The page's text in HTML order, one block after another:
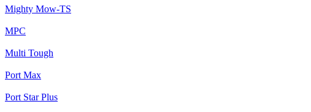
Mighty Mow-TS
MPC
Multi Tough
Port Max
Port Star Plus